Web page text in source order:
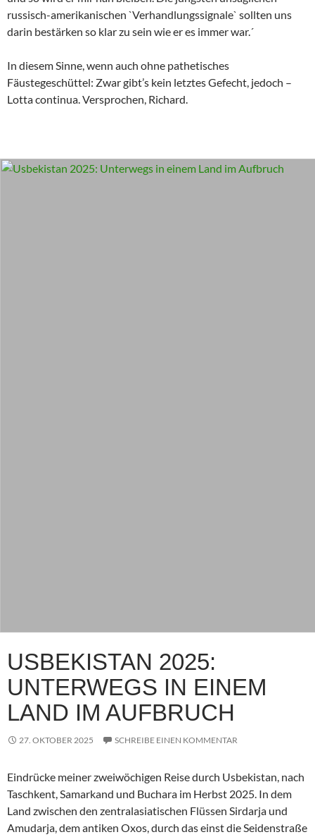
russisch-amerikanischen `Verhandlungssignale` sollten uns
darin bestärken so klar zu sein wie er es immer war.´
In diesem Sinne, wenn auch ohne pathetisches
Fäustegeschüttel: Zwar gibt’s kein letztes Gefecht, jedoch –
Lotta continua. Versprochen, Richard.
USBEKISTAN 2025:
UNTERWEGS IN EINEM
LAND IM AUFBRUCH
27. OKTOBER 2025 SCHREIBE EINEN KOMMENTAR
Eindrücke meiner zweiwöchigen Reise durch Usbekistan, nach
Taschkent, Samarkand und Buchara im Herbst 2025. In dem
Land zwischen den zentralasiatischen Flüssen Sirdarja und
Amudarja, dem antiken Oxos, durch das einst die Seidenstraße